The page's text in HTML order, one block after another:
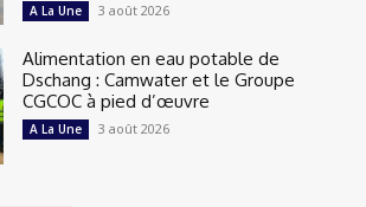
A La Une 3 août 2026
Alimentation en eau potable de
Dschang : Camwater et le Groupe
CGCOC à pied d’œuvre
A La Une 3 août 2026